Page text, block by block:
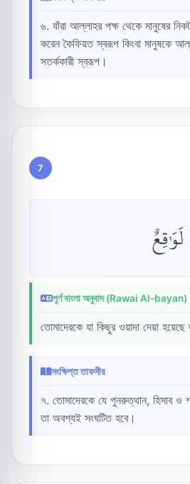
৬. যাঁরা আল্লাহর পক্ষ থেকে মানুষের
করেন কৈফিয়ত স্বরূপ কিংবা মানুষকে
সতর্ককারী স্বরূপ।
7
পূর্ণ বাংলা অনুবাদ (Rawai Al-bayan)
তোমাদেরকে যা কিছুর ওয়াদা দেয়া
সংক্ষিপ্ত তাফসীর
৭. তোমাদেরকে যে পুনরুত্থান, হিসাব ও
তা অবশ্যই সংঘটিত হবে।